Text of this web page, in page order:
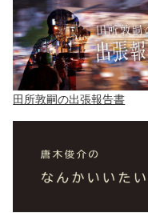
田所敦嗣の出張報告書